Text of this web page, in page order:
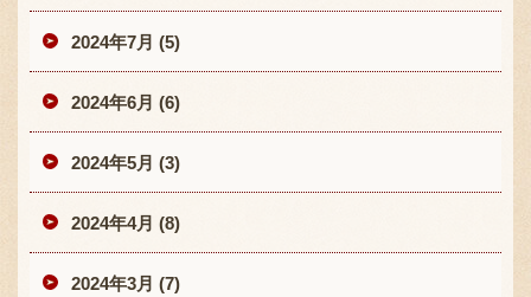
2024年7月 (5)
2024年6月 (6)
2024年5月 (3)
2024年4月 (8)
2024年3月 (7)